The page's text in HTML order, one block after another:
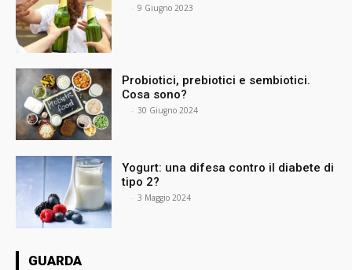
- 9 Giugno 2023
Probiotici, prebiotici e sembiotici.
Cosa sono?
- 30 Giugno 2024
Yogurt: una difesa contro il diabete di
tipo 2?
- 3 Maggio 2024
GUARDA